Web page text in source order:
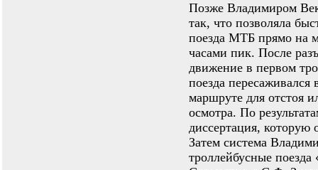
Позже Владимиром
так, что позволяла
поезда МТБ прямо на
часами пик. После
движение в первом
поезда
маршруте для отстоя
осмотра. По
диссертация,
Затем система
троллейбусные